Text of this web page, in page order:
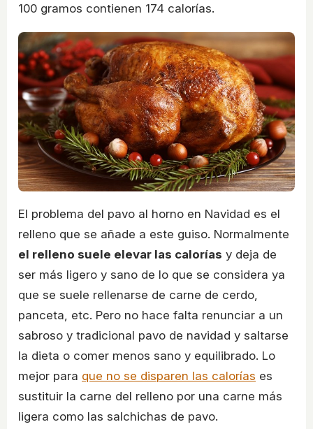
100 gramos contienen 174 calorías.
El problema del pavo al horno en Navidad es el
relleno que se añade a este guiso. Normalmente
el relleno suele elevar las calorías y deja de
ser más ligero y sano de lo que se considera ya
que se suele rellenarse de carne de cerdo,
panceta, etc. Pero no hace falta renunciar a un
sabroso y tradicional pavo de navidad y saltarse
la dieta o comer menos sano y equilibrado. Lo
mejor para que no se disparen las calorías es
sustituir la carne del relleno por una carne más
ligera como las salchichas de pavo.